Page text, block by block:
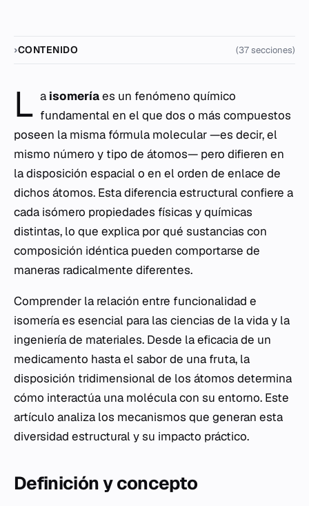
CONTENIDO (37 secciones)
L a isomeríaes un fenómeno químico
fundamental en el que dos o más compuestos
poseen la misma fórmula molecular —es decir, el
mismo número y tipo de átomos— pero difieren en
la disposición espacial o en el orden de enlace de
dichos átomos. Esta diferencia estructural confiere a
cada isómero propiedades físicas y químicas
distintas, lo que explica por qué sustancias con
composición idéntica pueden comportarse de
maneras radicalmente diferentes.
Comprender la relación entre funcionalidad e
isomería es esencial para las ciencias de la vida y la
ingeniería de materiales. Desde la eficacia de un
medicamento hasta el sabor de una fruta, la
disposición tridimensional de los átomos determina
cómo interactúa una molécula con su entorno. Este
artículo analiza los mecanismos que generan esta
diversidad estructural y su impacto práctico.
Definición y concepto